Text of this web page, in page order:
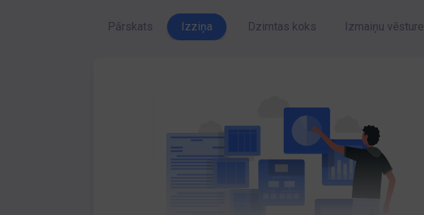
Pārskats Izziņa Dzimtas koks Izmaiņu vēsture